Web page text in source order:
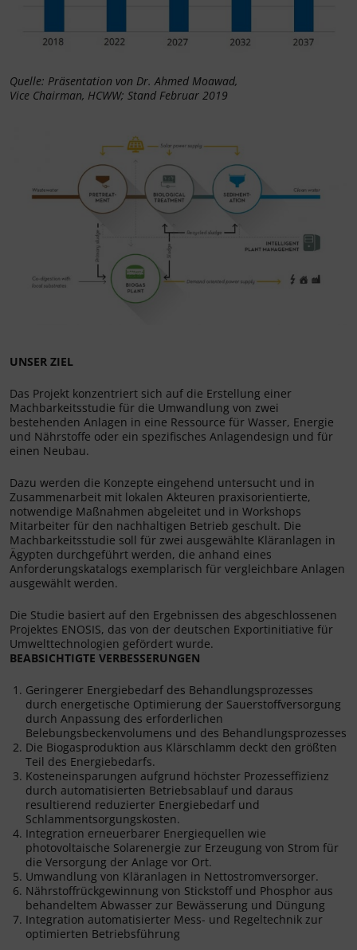
Quelle: Präsentation von Dr. Ahmed Moawad,
Vice Chairman, HCWW; Stand Februar 2019
UNSER ZIEL
Das Projekt konzentriert sich auf die Erstellung einer
Machbarkeitsstudie für die Umwandlung von zwei
bestehenden Anlagen in eine Ressource für Wasser, Energie
und Nährstoffe oder ein spezifisches Anlagendesign und für
einen Neubau.
Dazu werden die Konzepte eingehend untersucht und in
Zusammenarbeit mit lokalen Akteuren praxisorientierte,
notwendige Maßnahmen abgeleitet und in Workshops
Mitarbeiter für den nachhaltigen Betrieb geschult. Die
Machbarkeitsstudie soll für zwei ausgewählte Kläranlagen in
Ägypten durchgeführt werden, die anhand eines
Anforderungskatalogs exemplarisch für vergleichbare Anlagen
ausgewählt werden.
Die Studie basiert auf den Ergebnissen des abgeschlossenen
Projektes ENOSIS, das von der deutschen Exportinitiative für
Umwelttechnologien gefördert wurde.
BEABSICHTIGTE VERBESSERUNGEN
Geringerer Energiebedarf des Behandlungsprozesses
durch energetische Optimierung der Sauerstoffversorgung
durch Anpassung des erforderlichen
Belebungsbeckenvolumens und des Behandlungsprozesses
Die Biogasproduktion aus Klärschlamm deckt den größten
Teil des Energiebedarfs.
Kosteneinsparungen aufgrund höchster Prozesseffizienz
durch automatisierten Betriebsablauf und daraus
resultierend reduzierter Energiebedarf und
Schlammentsorgungskosten.
Integration erneuerbarer Energiequellen wie
photovoltaische Solarenergie zur Erzeugung von Strom für
die Versorgung der Anlage vor Ort.
Umwandlung von Kläranlagen in Nettostromversorger.
Nährstoffrückgewinnung von Stickstoff und Phosphor aus
behandeltem Abwasser zur Bewässerung und Düngung
Integration automatisierter Mess- und Regeltechnik zur
optimierten Betriebsführung